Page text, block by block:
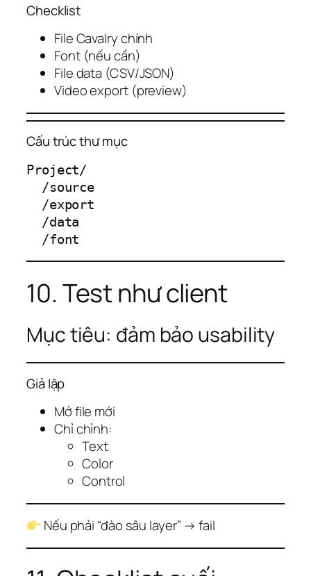
Checklist
File Cavalry chính
Font (nếu cần)
File data (CSV/JSON)
Video export (preview)
Cấu trúc thư mục
Project/
10. Test như client
Mục tiêu: đảm bảo usability
Giả lập
Mở file mới
Chỉ chỉnh:
Text
Color
Control
Nếu phải “đào sâu layer” → fail